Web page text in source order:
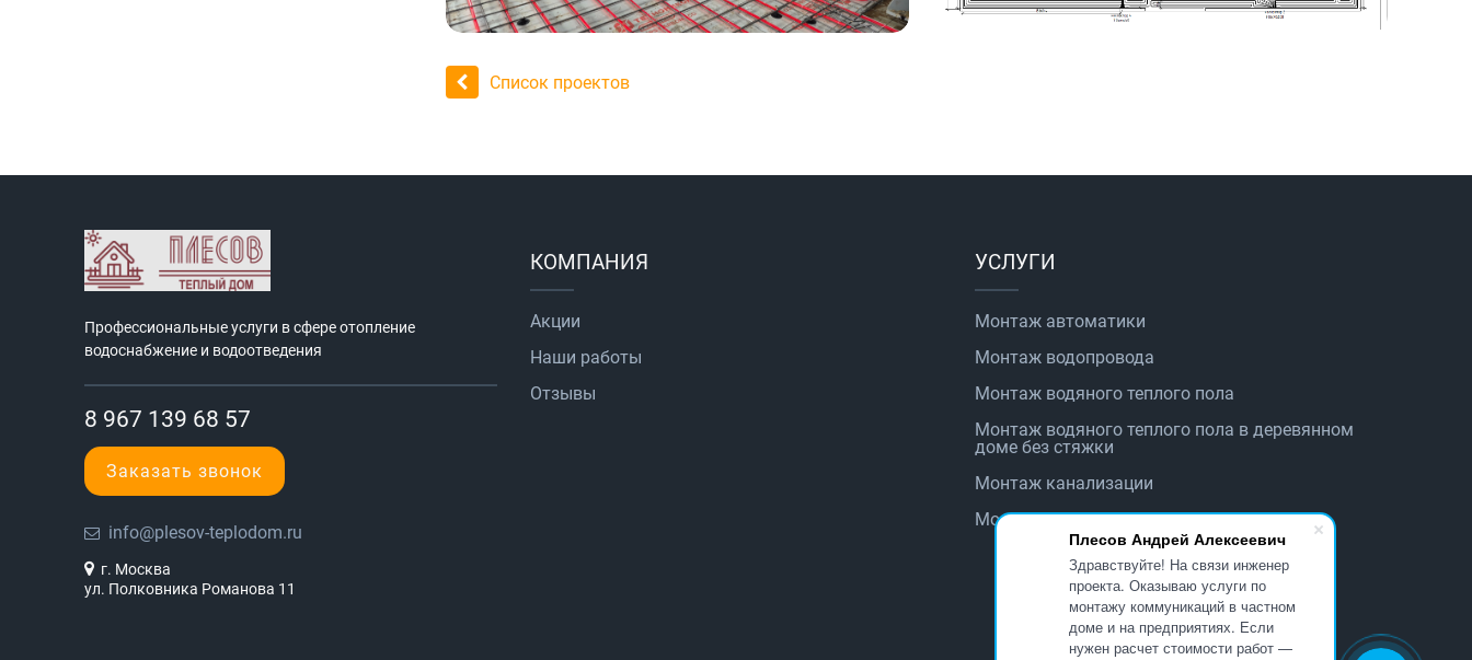
Плесов Андрей Алексеевич
Здравствуйте! На связи инженер
проекта. Оказываю услуги по
монтажу коммуникаций в частном
доме и на предприятиях. Если
нужен расчет стоимости работ —
Список проектов
Профессиональные услуги в сфере отопление
водоснабжение и водоотведения
8 967 139 68 57
Заказать звонок
info@plesov-teplodom.ru
г. Москва
ул. Полковника Романова 11
КОМПАНИЯ
Акции
Наши работы
Отзывы
УСЛУГИ
Монтаж автоматики
Монтаж водопровода
Монтаж водяного теплого пола
Монтаж водяного теплого пола в деревянном
доме без стяжки
Монтаж канализации
Монтаж котельного оборудования